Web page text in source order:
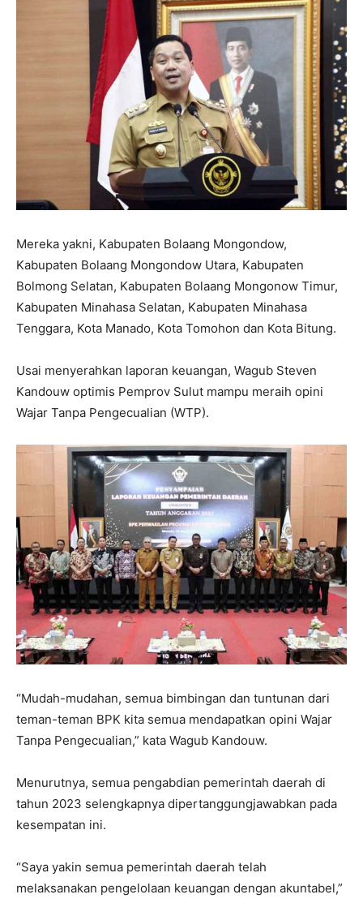
Mereka yakni, Kabupaten Bolaang Mongondow,
Kabupaten Bolaang Mongondow Utara, Kabupaten
Bolmong Selatan, Kabupaten Bolaang Mongonow Timur,
Kabupaten Minahasa Selatan, Kabupaten Minahasa
Tenggara, Kota Manado, Kota Tomohon dan Kota Bitung.
Usai menyerahkan laporan keuangan, Wagub Steven
Kandouw optimis Pemprov Sulut mampu meraih opini
Wajar Tanpa Pengecualian (WTP).
“Mudah-mudahan, semua bimbingan dan tuntunan dari
teman-teman BPK kita semua mendapatkan opini Wajar
Tanpa Pengecualian,” kata Wagub Kandouw.
Menurutnya, semua pengabdian pemerintah daerah di
tahun 2023 selengkapnya dipertanggungjawabkan pada
kesempatan ini.
“Saya yakin semua pemerintah daerah telah
melaksanakan pengelolaan keuangan dengan akuntabel,”